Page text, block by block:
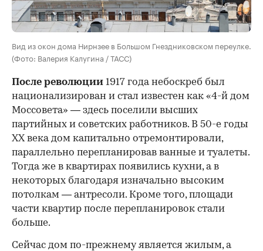
Вид из окон дома Нирнзее в Большом Гнездниковском переулке.
(Фото: Валерия Калугина / ТАСС)
После революции 1917 года небоскреб был
национализирован и стал известен как «4-й дом
Моссовета» — здесь поселили высших
партийных и советских работников. В 50-е годы
ХХ века дом капитально отремонтировали,
параллельно перепланировав ванные и туалеты.
Тогда же в квартирах появились кухни, а в
некоторых благодаря изначально высоким
потолкам — антресоли. Кроме того, площади
части квартир после перепланировок стали
больше.
Сейчас дом по-прежнему является жилым, а